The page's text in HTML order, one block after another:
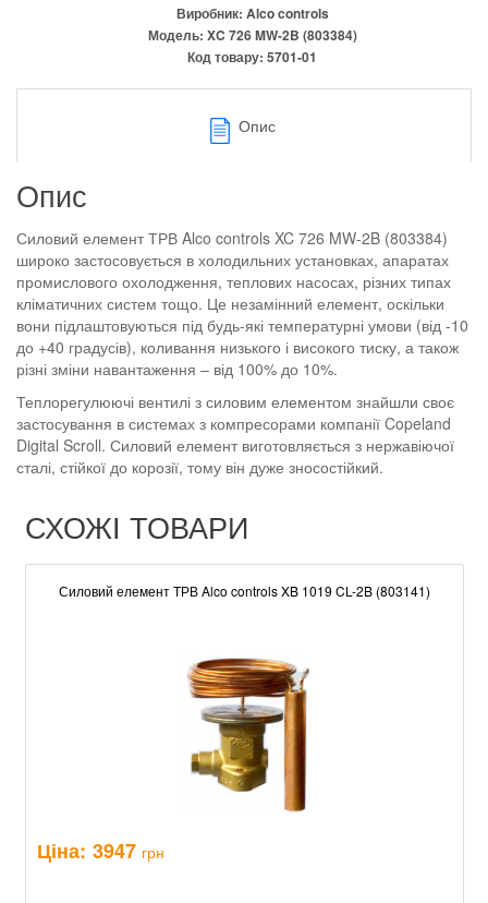
Виробник: Alco controls
Модель: XC 726 MW-2B (803384)
Код товару: 5701-01
Опис
Опис
Силовий елемент ТРВ Alco controls XC 726 MW-2B (803384)
широко застосовується в холодильних установках, апаратах
промислового охолодження, теплових насосах, різних типах
кліматичних систем тощо. Це незамінний елемент, оскільки
вони підлаштовуються під будь-які температурні умови (від -10
до +40 градусів), коливання низького і високого тиску, а також
різні зміни навантаження – від 100% до 10%.
Теплорегулюючі вентилі з силовим елементом знайшли своє
застосування в системах з компресорами компанії Copeland
Digital Scroll. Силовий елемент виготовляється з нержавіючої
сталі, стійкої до корозії, тому він дуже зносостійкий.
СХОЖІ ТОВАРИ
Силовий елемент ТРВ Alco controls XB 1019 CL-2B (803141)
Ціна: 3947 грн